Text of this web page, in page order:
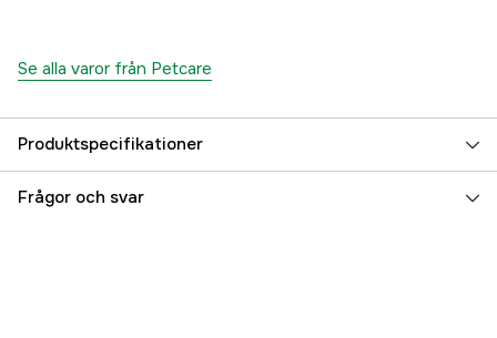
Se alla varor från Petcare
Produktspecifikationer
Djurtyp Hund
Frågor och svar